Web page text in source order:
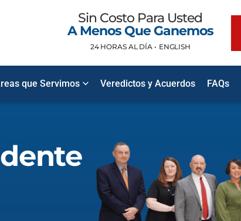
Sin Costo Para Usted
A Menos Que Ganemos
24 HORAS AL DÍA • ENGLISH
que Servimos Veredictos y Acuerdos FAQs